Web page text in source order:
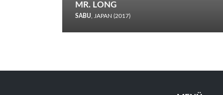
MR. LONG
SABU, JAPAN (2017)
den Wettbewerb.